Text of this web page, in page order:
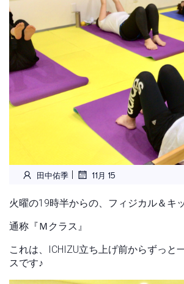
田中佑季 11月 15
火曜の19時半からの、フィジカル＆キ
通称『Ｍクラス』
これは、ICHIZU立ち上げ前からずっ
スです♪